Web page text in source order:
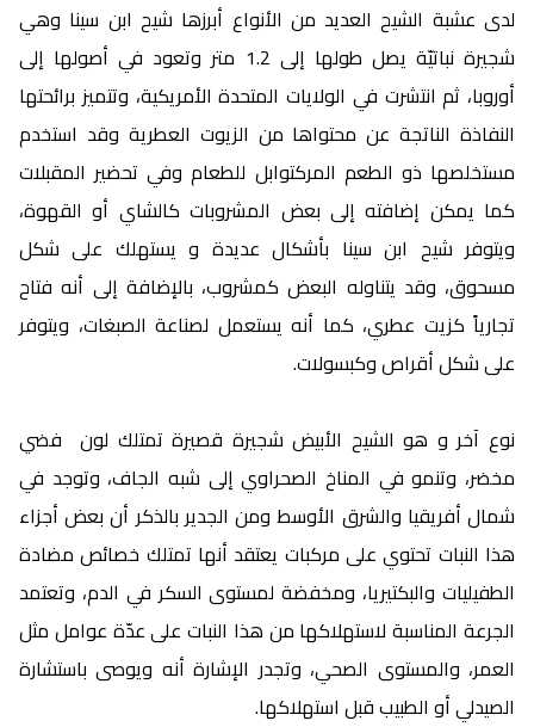
لدى عشبة الشيح العديد من الأنواع أبرزها شيح ابن سينا وهي
شجيرة نباتيّة يصل طولها إلى 1.2 متر وتعود في أصولها إلى
أوروبا، ثم انتشرت في الولايات المتحدة الأمريكية، وتتميز برائحتها
النفاذة الناتجة عن محتواها من الزيوت العطرية وقد استخدم
مستخلصها ذو الطعم المركتوابل للطعام وفي تحضير المقبلات
كما يمكن إضافته إلى بعض المشروبات كالشاي أو القهوة،
ويتوفر شيح ابن سينا بأشكال عديدة و يستهلك على شكل
مسحوق، وقد يتناوله البعض كمشروب، بالإضافة إلى أنه فتاح
تجارياً كزيت عطري، كما أنه يستعمل لصناعة الصبغات، ويتوفر
على شكل أقراص وكبسولات.
نوع آخر و هو الشيح الأبيض شجيرة قصيرة تمتلك لون فضي
مخضر، وتنمو في المناخ الصحراوي إلى شبه الجاف، وتوجد في
شمال أفريقيا والشرق الأوسط ومن الجدير بالذكر أن بعض أجزاء
هذا النبات تحتوي على مركبات يعتقد أنها تمتلك خصائص مضادة
الطفيليات والبكتيريا، ومخفضة لمستوى السكر في الدم، وتعتمد
الجرعة المناسبة لاستهلاكها من هذا النبات على عدّة عوامل مثل
العمر، والمستوى الصحي، وتجدر الإشارة أنه ويوصى باستشارة
الصيدلي أو الطبيب قبل استهلاكها.